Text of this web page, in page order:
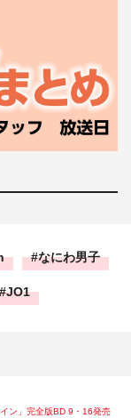
なにわ男子
JO1
ン」完全版BD 9・16発売